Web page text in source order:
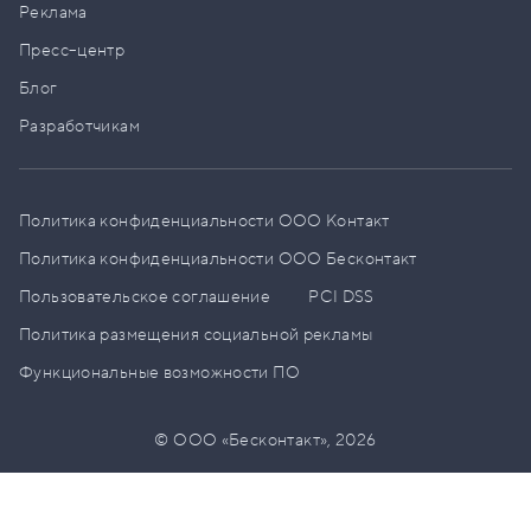
Реклама
Пресс–центр
Блог
Разработчикам
Политика конфиденциальности ООО Контакт
Политика конфиденциальности ООО Бесконтакт
Пользовательское соглашение
PCI DSS
Политика размещения социальной рекламы
Функциональные возможности ПО
© ООО «Бесконтакт»,2026